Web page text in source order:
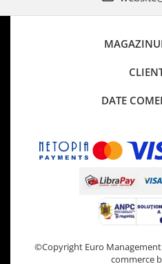
DATE
©Copyright Euro Management
commerce